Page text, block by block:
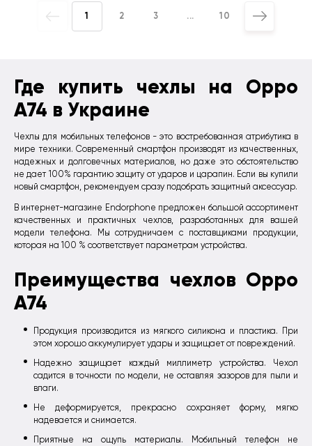
Где купить чехлы на Oppo
A74 в Украине
Чехлы для мобильных телефонов - это востребованная атрибутика в
мире техники. Современный смартфон производят из качественных,
надежных и долговечных материалов, но даже это обстоятельство
не дает 100% гарантию защиту от ударов и царапин. Если вы купили
новый смартфон, рекомендуем сразу подобрать защитный аксессуар.
В интернет-магазине Endorphone предложен большой ассортимент
качественных и практичных чехлов, разработанных для вашей
модели телефона. Мы сотрудничаем с поставщиками продукции,
которая на 100 % соответствует параметрам устройства.
Преимущества чехлов Oppo
A74
Продукция производится из мягкого силикона и пластика. При
этом хорошо аккумулирует удары и защищает от повреждений.
Надежно защищает каждый миллиметр устройства. Чехол
садится в точности по модели, не оставляя зазоров для пыли и
влаги.
Не деформируется, прекрасно сохраняет форму, мягко
надевается и снимается.
Приятные на ощупь материалы. Мобильный телефон не
1 2 3 ... 10